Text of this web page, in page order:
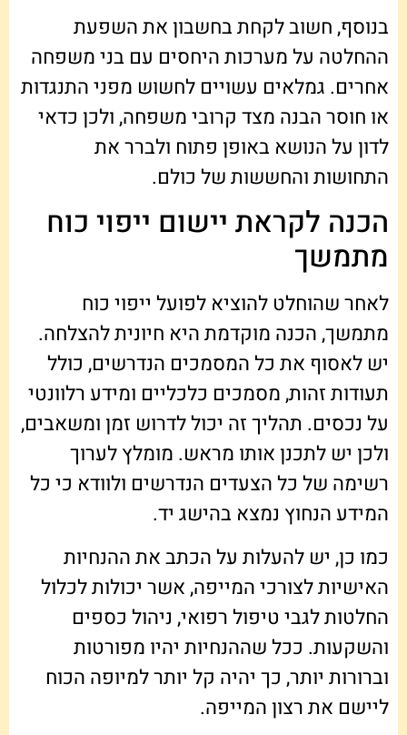
בנוסף, חשוב לקחת בחשבון את השפעת
ההחלטה על מערכות היחסים עם בני משפחה
אחרים. גמלאים עשויים לחשוש מפני התנגדות
או חוסר הבנה מצד קרובי משפחה, ולכן כדאי
לדון על הנושא באופן פתוח ולברר את
התחושות והחששות של כולם.
הכנה לקראת יישום ייפוי כוח
מתמשך
לאחר שהוחלט להוציא לפועל ייפוי כוח
מתמשך, הכנה מוקדמת היא חיונית להצלחה.
יש לאסוף את כל המסמכים הנדרשים, כולל
תעודות זהות, מסמכים כלכליים ומידע רלוונטי
על נכסים. תהליך זה יכול לדרוש זמן ומשאבים,
ולכן יש לתכנן אותו מראש. מומלץ לערוך
רשימה של כל הצעדים הנדרשים ולוודא כי כל
המידע הנחוץ נמצא בהישג יד.
כמו כן, יש להעלות על הכתב את ההנחיות
האישיות לצורכי המייפה, אשר יכולות לכלול
החלטות לגבי טיפול רפואי, ניהול כספים
והשקעות. ככל שההנחיות יהיו מפורטות
וברורות יותר, כך יהיה קל יותר למיופה הכוח
ליישם את רצון המייפה.